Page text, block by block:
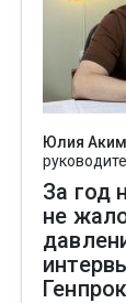
Юлия
За год
не